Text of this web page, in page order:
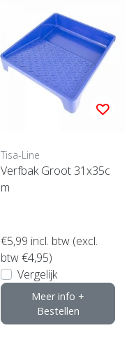
Tisa-Line
Verfbak Groot 31x35c
m
€5,99 incl. btw (excl.
btw €4,95)
Vergelijk
Meer info +
Bestellen